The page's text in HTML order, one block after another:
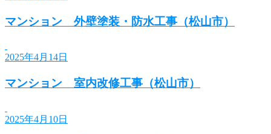
マンション 外壁塗装・防水工事（松山市）
2025年4月14日
マンション 室内改修工事（松山市）
2025年4月10日